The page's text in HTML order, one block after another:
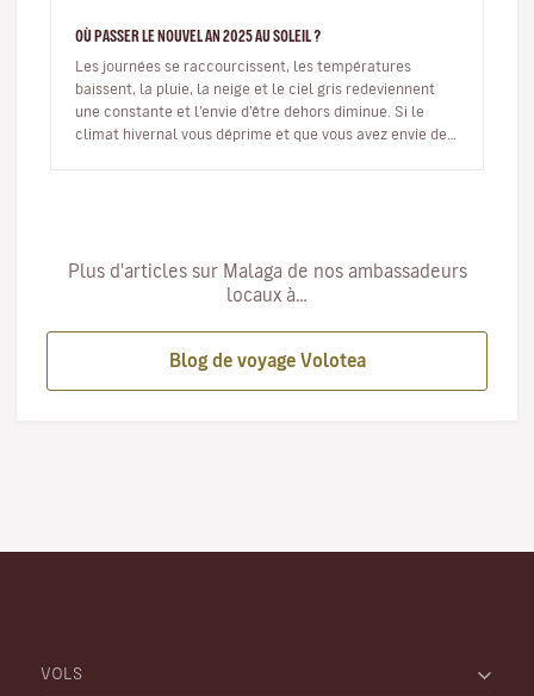
OÙ PASSER LE NOUVEL AN 2025 AU SOLEIL ?
Les journées se raccourcissent, les températures
baissent, la pluie, la neige et le ciel gris redeviennent
une constante et l’envie d’être dehors diminue. Si le
climat hivernal vous déprime et que vous avez envie de
Plus d'articles sur Malaga de nos ambassadeurs
locaux à…
Blog de voyage Volotea
VOLS